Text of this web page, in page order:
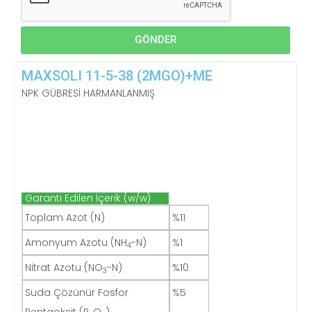
GÖNDER
MAXSOLI 11-5-38 (2MGO)+ME
NPK GÜBRESİ HARMANLANMIŞ
Garanti Edilen İçerik (w/w)
Toplam Azot (N)
%11
Amonyum Azotu (NH4-N)
%1
Nitrat Azotu (NO3-N)
%10
Suda Çözünür Fosfor
%5